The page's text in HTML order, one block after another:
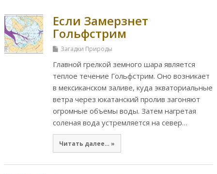
Если Замерзнет
Гольфстрим
Загадки Природы
Главной грелкой земного шара является
теплое течение Гольфстрим. Оно возникает
в мексиканском заливе, куда экваториальные
ветра через юкатанский пролив загоняют
огромные объемы воды. Затем нагретая
соленая вода устремляется на север…
Читать далее… »